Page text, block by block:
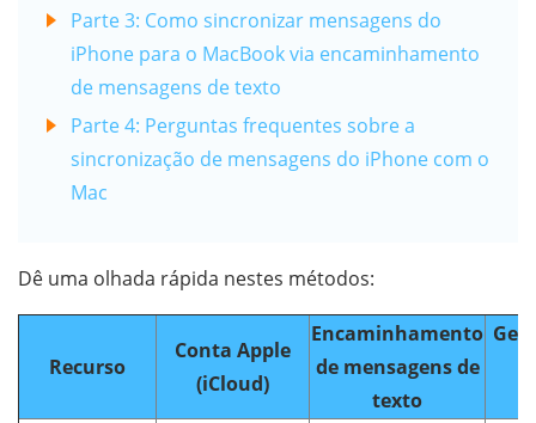
Parte 3: Como sincronizar mensagens do
iPhone para o MacBook via encaminhamento
de mensagens de texto
Parte 4: Perguntas frequentes sobre a
sincronização de mensagens do iPhone com o
Mac
Dê uma olhada rápida nestes métodos:
Recurso
Conta Apple
(iCloud)
Encaminhamento
de mensagens de
texto